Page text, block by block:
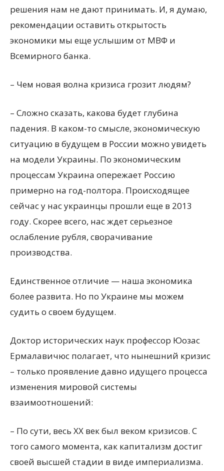
решения нам не дают принимать. И, я думаю,
рекомендации оставить открытость
экономики мы еще услышим от МВФ и
Всемирного банка.
– Чем новая волна кризиса грозит людям?
– Сложно сказать, какова будет глубина
падения. В каком-то смысле, экономическую
ситуацию в будущем в России можно увидеть
на модели Украины. По экономическим
процессам Украина опережает Россию
примерно на год-полтора. Происходящее
сейчас у нас украинцы прошли еще в 2013
году. Скорее всего, нас ждет серьезное
ослабление рубля, сворачивание
производства.
Единственное отличие — наша экономика
более развита. Но по Украине мы можем
судить о своем будущем.
Доктор исторических наук профессор Юозас
Ермалавичюс полагает, что нынешний кризис
– только проявление давно идущего процесса
изменения мировой системы
взаимоотношений:
– По сути, весь XX век был веком кризисов. С
того самого момента, как капитализм достиг
своей высшей стадии в виде империализма.